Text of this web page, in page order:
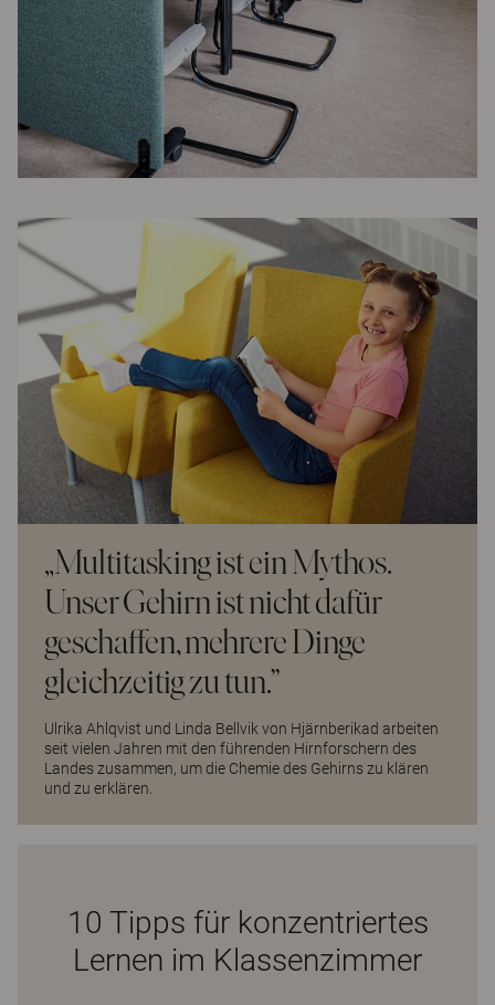
„Multitasking ist ein Mythos.
Unser Gehirn ist nicht dafür
geschaffen, mehrere Dinge
gleichzeitig zu tun.”
Ulrika Ahlqvist und Linda Bellvik von Hjärnberikad arbeiten
seit vielen Jahren mit den führenden Hirnforschern des
Landes zusammen, um die Chemie des Gehirns zu klären
und zu erklären.
10 Tipps für konzentriertes
Lernen im Klassenzimmer